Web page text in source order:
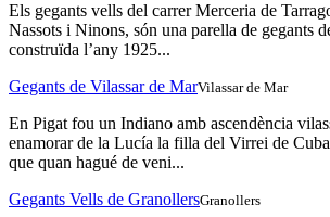
Els gegants vells del carrer Merceria de
Nassots i Ninons, són una parella de gegants
construïda l’any 1925...
Gegants de Vilassar de MarVilassar de Mar
En Pigat fou un Indiano amb ascendència
enamorar de la Lucía la filla del Virrei de
que quan hagué de veni...
Gegants Vells de GranollersGranollers